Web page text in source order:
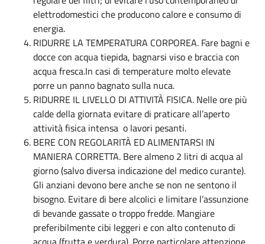
elettrodomestici che producono calore e consumo di
energia.
RIDURRE LA TEMPERATURA CORPOREA. Fare bagni e
docce con acqua tiepida, bagnarsi viso e braccia con
acqua fresca.In casi di temperature molto elevate
porre un panno bagnato sulla nuca.
RIDURRE IL LIVELLO DI ATTIVITÀ FISICA. Nelle ore più
calde della giornata evitare di praticare all’aperto
attività fisica intensa o lavori pesanti.
BERE CON REGOLARITÀ ED ALIMENTARSI IN
MANIERA CORRETTA. Bere almeno 2 litri di acqua al
giorno (salvo diversa indicazione del medico curante).
Gli anziani devono bere anche se non ne sentono il
bisogno. Evitare di bere alcolici e limitare l’assunzione
di bevande gassate o troppo fredde. Mangiare
preferibilmente cibi leggeri e con alto contenuto di